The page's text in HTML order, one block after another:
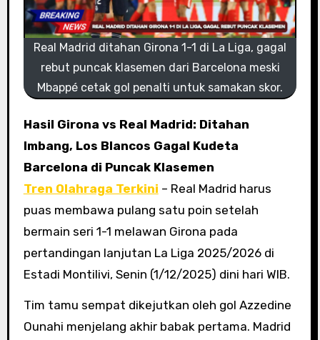
Real Madrid ditahan Girona 1-1 di La Liga, gagal
rebut puncak klasemen dari Barcelona meski
Mbappé cetak gol penalti untuk samakan skor.
Hasil Girona vs Real Madrid: Ditahan
Imbang, Los Blancos Gagal Kudeta
Barcelona di Puncak Klasemen
Tren Olahraga Terkini – Real Madrid harus
puas membawa pulang satu poin setelah
bermain seri 1-1 melawan Girona pada
pertandingan lanjutan La Liga 2025/2026 di
Estadi Montilivi, Senin (1/12/2025) dini hari WIB.
Tim tamu sempat dikejutkan oleh gol Azzedine
Ounahi menjelang akhir babak pertama. Madrid